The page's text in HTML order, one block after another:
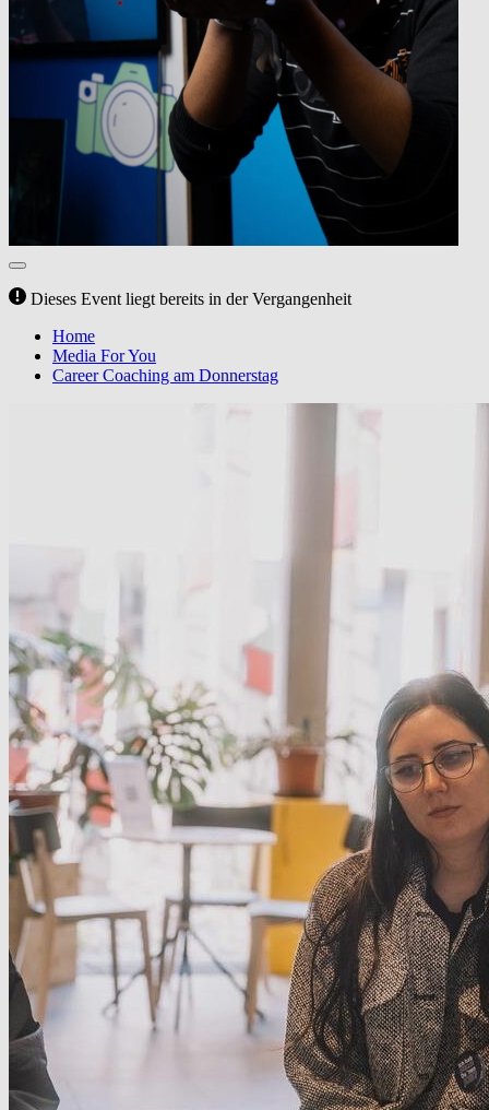
Dieses Event liegt bereits in der Vergangenheit
Home
Media For You
Career Coaching am Donnerstag